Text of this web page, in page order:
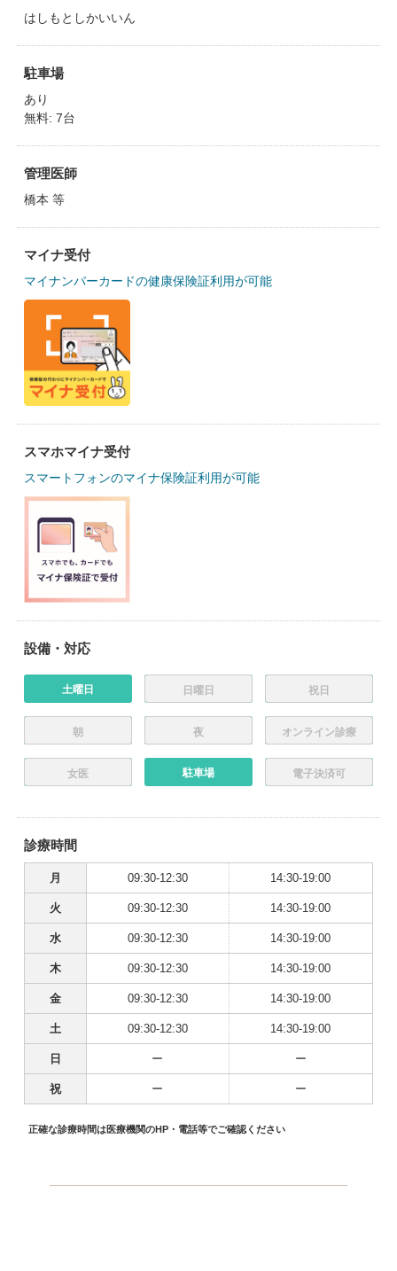
はしもとしかいいん
駐車場
あり
無料: 7台
管理医師
橋本 等
マイナ受付
マイナンバーカードの健康保険証利用が可能
スマホマイナ受付
スマートフォンのマイナ保険証利用が可能
設備・対応
土曜日 日曜日 祝日
朝 夜 オンライン診療
女医 駐車場 電子決済可
診療時間
月 09:30-12:30 14:30-19:00
火 09:30-12:30 14:30-19:00
水 09:30-12:30 14:30-19:00
木 09:30-12:30 14:30-19:00
金 09:30-12:30 14:30-19:00
土 09:30-12:30 14:30-19:00
日 ー ー
祝 ー ー
正確な診療時間は医療機関のHP・電話等でご確認ください